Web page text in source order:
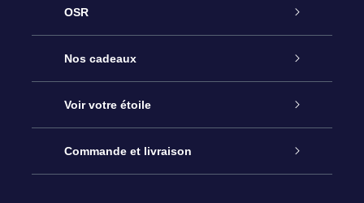
OSR
Service
À propos de l’OSR
Nous contacter
Nos cadeaux
Cadeau d’étoile en ligne
Coffret cadeau OSR
Voir votre étoile
Registre des étoiles
Commande et livraison